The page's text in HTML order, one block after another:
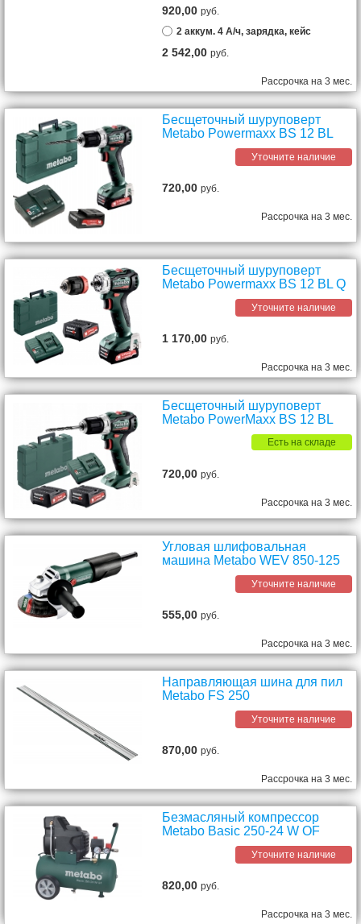
920,00руб.
2 аккум. 4 А/ч, зарядка, кейс
2 542,00руб.
Рассрочка на 3 мес.
Бесщеточный шуруповерт
Metabo Powermaxx BS 12 BL
Уточните наличие
720,00руб.
Рассрочка на 3 мес.
Бесщеточный шуруповерт
Metabo Powermaxx BS 12 BL Q
Уточните наличие
1 170,00руб.
Рассрочка на 3 мес.
Бесщеточный шуруповерт
Metabo PowerMaxx ВS 12 BL
Есть на складе
720,00руб.
Рассрочка на 3 мес.
Угловая шлифовальная
машина Metabo WEV 850-125
Уточните наличие
555,00руб.
Рассрочка на 3 мес.
Направляющая шина для пил
Metabo FS 250
Уточните наличие
870,00руб.
Рассрочка на 3 мес.
Безмасляный компрессор
Metabo Basic 250-24 W OF
Уточните наличие
820,00руб.
Рассрочка на 3 мес.